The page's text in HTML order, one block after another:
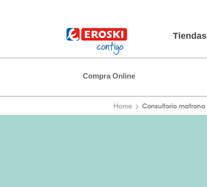
Tiendas
Compra Online
Home Consultorio matrona